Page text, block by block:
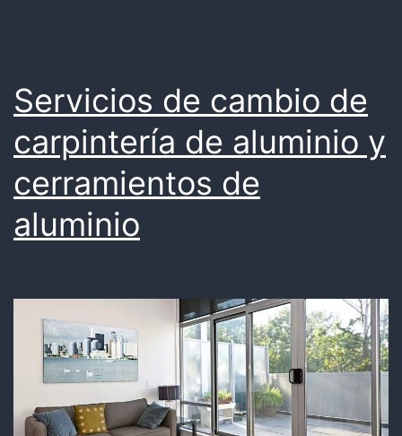
Servicios de cambio de
carpintería de aluminio y
cerramientos de
aluminio